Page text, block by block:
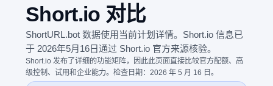
Short.io 对比
ShortURL.bot 数据使用当前计划详情。Short.io 信息已
于 2026年5月16日通过 Short.io 官方来源核验。
Short.io 发布了详细的功能矩阵，因此此页面直接比较官方配额、高
级控制、试用和企业能力。检查日期：2026 年 5 月 16 日。